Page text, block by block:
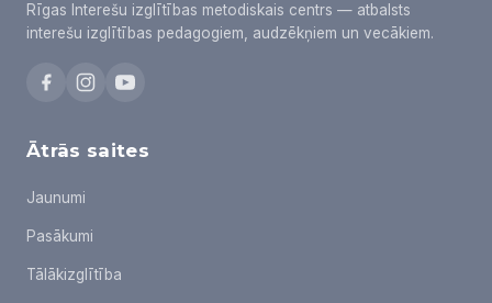
Rīgas Interešu izglītības metodiskais centrs — atbalsts
interešu izglītības pedagogiem, audzēkņiem un vecākiem.
Ātrās saites
Jaunumi
Pasākumi
Tālākizglītība